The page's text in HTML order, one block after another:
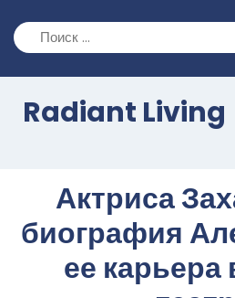
содержимому
Radiant Living
Актриса
биография
ее карьера